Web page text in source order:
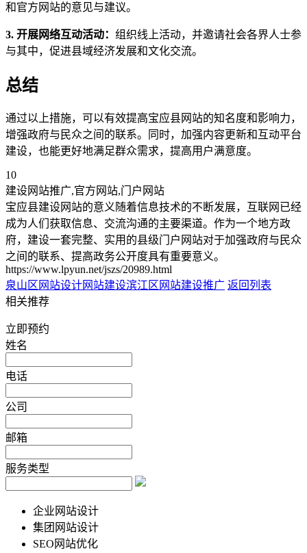
和官方网站的意见与建议。
3. 开展网络互动活动： 组织线上活动，并邀请社会各界人士参
与其中，促进县域经济发展和文化交流。
总结
通过以上措施，可以有效提高宝应县网站的知名度和影响力，
增强政府与民众之间的联系。同时，加强内容更新和互动平台
建设，也能更好地满足群众需求，提高用户满意度。
10
建设网站推广,官方网站,门户网站
宝应县建设网站的意义随着信息技术的不断发展，互联网已经
成为人们获取信息、交流沟通的主要渠道。作为一个地方政
府，建设一套完整、实用的县级门户网站对于加强政府与民众
之间的联系、提高政务公开度具有重要意义。
https://www.lpyun.net/jszs/20989.html
泉山区网站设计网站建设滨江区网站建设推广 返回列表
相关推荐
立即预约
姓名
电话
公司
邮箱
服务类型
企业网站设计
集团网站设计
SEO网站优化